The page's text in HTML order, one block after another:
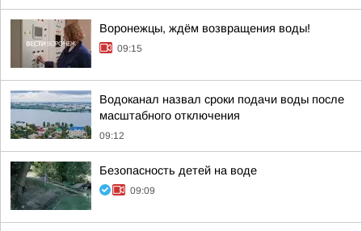
Воронежцы, ждём возвращения воды!
09:15
Водоканал назвал сроки подачи воды после
масштабного отключения
09:12
Безопасность детей на воде
09:09